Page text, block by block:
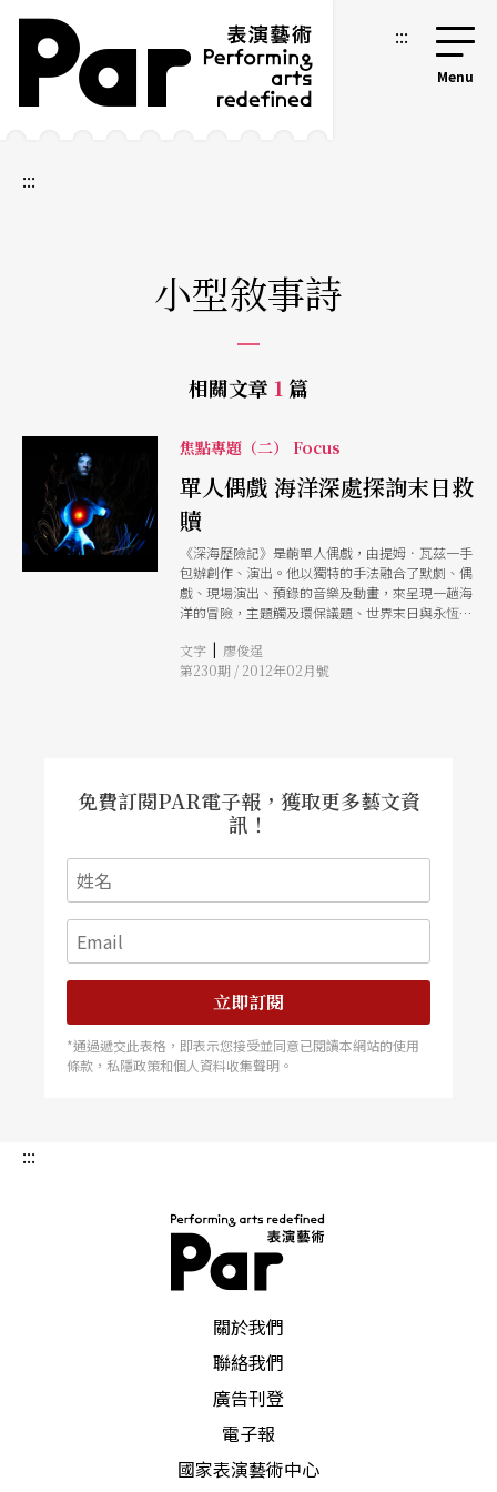
跳到主要內容區塊
網站導覽 :::
:::
小型敘事詩
相關文章 1 篇
焦點專題（二） Focus
單人偶戲 海洋深處探詢末日救
贖
《深海歷險記》是齣單人偶戲，由提姆．瓦茲一手
包辦創作、演出。他以獨特的手法融合了默劇、偶
戲、現場演出、預錄的音樂及動畫，來呈現一趟海
洋的冒險，主題觸及環保議題、世界末日與永恆的
文字 | 廖俊逞
第230期 / 2012年02月號
免費訂閱PAR電子報，獲取更多藝文資
訊！
立即訂閱
*通過遞交此表格，即表示您接受並同意已閱讀本網站的使用
條款，私隱政策和個人資料收集聲明。
:::
關於我們
聯絡我們
廣告刊登
電子報
國家表演藝術中心